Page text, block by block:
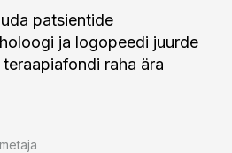
patsientide
ja logopeedi juurde
raha ära